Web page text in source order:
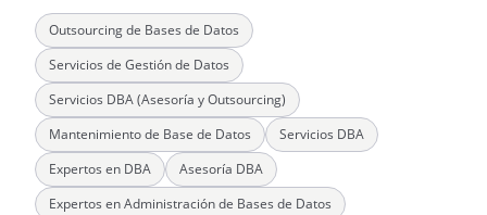
Outsourcing de Bases de Datos
Servicios de Gestión de Datos
Servicios DBA (Asesoría y Outsourcing)
Mantenimiento de Base de Datos
Servicios DBA
Expertos en DBA
Asesoría DBA
Expertos en Administración de Bases de Datos